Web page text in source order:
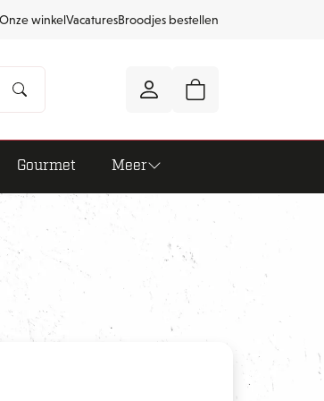
Onze winkelVacaturesBroodjes bestellen
Gourmet Meer